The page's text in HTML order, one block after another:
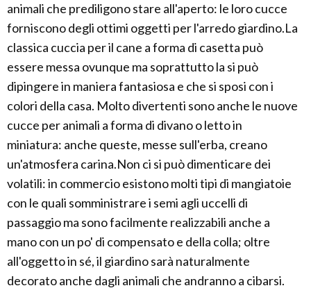
animali che prediligono stare all'aperto: le loro cucce
forniscono degli ottimi oggetti per l'arredo giardino.La
classica cuccia per il cane a forma di casetta può
essere messa ovunque ma soprattutto la si può
dipingere in maniera fantasiosa e che si sposi con i
colori della casa. Molto divertenti sono anche le nuove
cucce per animali a forma di divano o letto in
miniatura: anche queste, messe sull'erba, creano
un'atmosfera carina.Non ci si può dimenticare dei
volatili: in commercio esistono molti tipi di mangiatoie
con le quali somministrare i semi agli uccelli di
passaggio ma sono facilmente realizzabili anche a
mano con un po' di compensato e della colla; oltre
all'oggetto in sé, il giardino sarà naturalmente
decorato anche dagli animali che andranno a cibarsi.